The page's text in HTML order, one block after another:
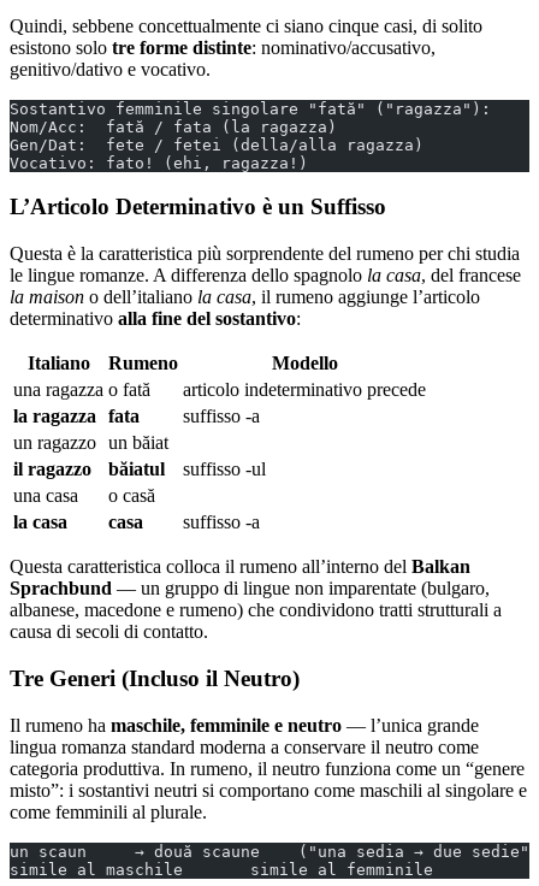
Quindi, sebbene concettualmente ci siano cinque casi, di solito
esistono solo tre forme distinte: nominativo/accusativo,
genitivo/dativo e vocativo.
Sostantivo femminile singolare "fată" ("ragazza"):
Nom/Acc:  fată / fata (la ragazza)
Gen/Dat:  fete / fetei (della/alla ragazza)
Vocativo: fato! (ehi, ragazza!)
L’Articolo Determinativo è un Suffisso
Questa è la caratteristica più sorprendente del rumeno per chi studia
le lingue romanze. A differenza dello spagnolo la casa, del francese
la maison o dell’italiano la casa, il rumeno aggiunge l’articolo
determinativo alla fine del sostantivo:
Italiano Rumeno
Modello
una ragazza o fată
articolo indeterminativo precede
la ragazza
fata
suffisso -a
un ragazzo un băiat
il ragazzo
băiatul
suffisso -ul
una casa
o casă
la casa
casa suffisso -a
Questa caratteristica colloca il rumeno all’interno del Balkan
Sprachbund — un gruppo di lingue non imparentate (bulgaro,
albanese, macedone e rumeno) che condividono tratti strutturali a
causa di secoli di contatto.
Tre Generi (Incluso il Neutro)
Il rumeno ha maschile, femminile e neutro — l’unica grande
lingua romanza standard moderna a conservare il neutro come
categoria produttiva. In rumeno, il neutro funziona come un “genere
misto”: i sostantivi neutri si comportano come maschili al singolare e
come femminili al plurale.
un scaun     → două scaune    ("una sedia → due sedie")
simile al maschile       simile al femminile